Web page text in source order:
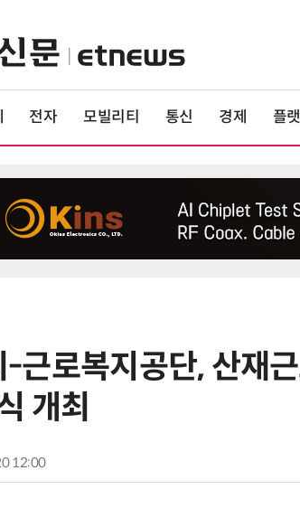
전자 모빌리티 통신 경제 플
-근로복지공단, 산재
개최
12:00